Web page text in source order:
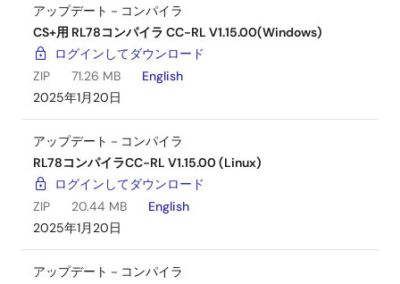
アップデート－コンパイラ
CS+用 RL78コンパイラ CC-RL V1.15.00(Windows)
ログインしてダウンロード
ZIP
71.26 MB
English
2025年1月20日
アップデート－コンパイラ
RL78コンパイラCC-RL V1.15.00 (Linux)
ログインしてダウンロード
ZIP
20.44 MB
English
2025年1月20日
アップデート－コンパイラ